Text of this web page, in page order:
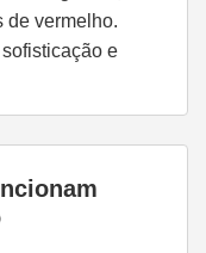
de vermelho.
e